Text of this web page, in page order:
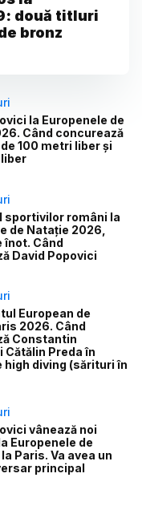
două titluri
bronz
la Europenele de
Când concurează
100 metri liber și
sportivilor români la
de Natație 2026,
înot. Când
David Popovici
European de
2026. Când
Constantin
Cătălin Preda în
high diving (sărituri în
vânează noi
Europenele de
Paris. Va avea un
principal